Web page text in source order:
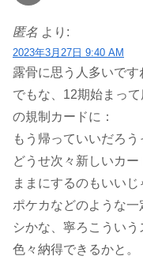
匿名 より:
2023年3月27日 9:40 AM
露骨に思う人多いです
でもな、12期始まっ
の規制カードに：
もう帰っていいだろう
どうせ次々新しいカ
ままにするのもいいじ
ポケカなどのような
シかな、寧ろこうい
色々納得できるかと。